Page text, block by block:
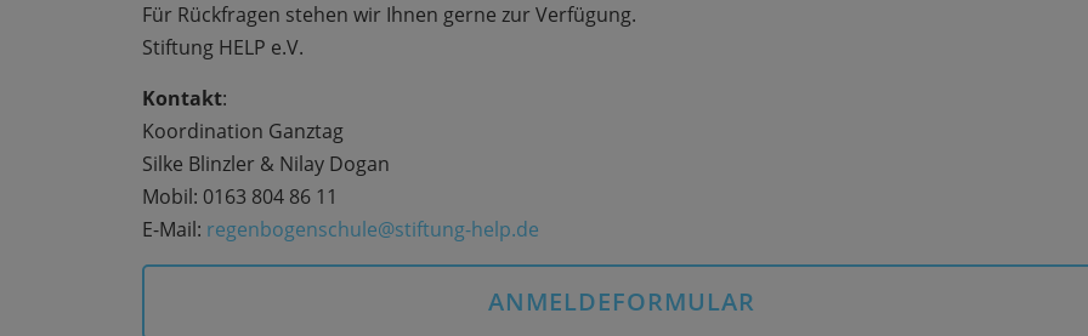
Für Rückfragen stehen wir Ihnen gerne zur Verfügung.
Stiftung HELP e.V.
Kontakt:
Koordination Ganztag
Silke Blinzler & Nilay Dogan
Mobil: 0163 804 86 11
E-Mail: regenbogenschule@stiftung-help.de
ANMELDEFORMULAR